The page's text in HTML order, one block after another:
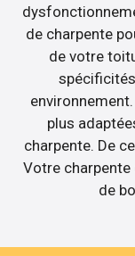
de charpente
de votre
plus
charpente. De
Votre
de